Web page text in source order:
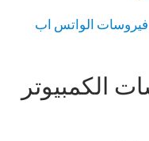
فيروسات الواتس اب
الكمبيوتر